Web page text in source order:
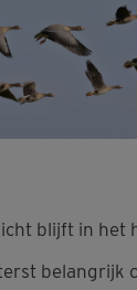
blijft in het
belangrijk